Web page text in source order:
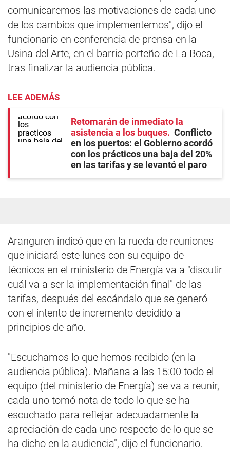
comunicaremos las motivaciones de cada uno
de los cambios que implementemos", dijo el
funcionario en conferencia de prensa en la
Usina del Arte, en el barrio porteño de La Boca,
tras finalizar la audiencia pública.
LEE ADEMÁS
Retomarán de inmediato la
asistencia a los buques
Conflicto
en los puertos: el Gobierno acordó
con los prácticos una baja del 20%
en las tarifas y se levantó el paro
Aranguren indicó que en la rueda de reuniones
que iniciará este lunes con su equipo de
técnicos en el ministerio de Energía va a "discutir
cuál va a ser la implementación final" de las
tarifas, después del escándalo que se generó
con el intento de incremento decidido a
principios de año.
"Escuchamos lo que hemos recibido (en la
audiencia pública). Mañana a las 15:00 todo el
equipo (del ministerio de Energía) se va a reunir,
cada uno tomó nota de todo lo que se ha
escuchado para reflejar adecuadamente la
apreciación de cada uno respecto de lo que se
ha dicho en la audiencia", dijo el funcionario.